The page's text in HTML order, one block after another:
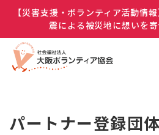
【災害支援・ボランティア活動情
震による被災地に想いを
パートナー登録団体